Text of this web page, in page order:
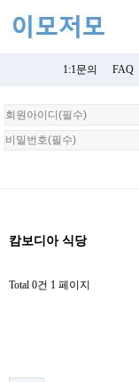
1:1문의 FAQ
회
원
로
캄보디아 식당
Total 0건 1 페이지